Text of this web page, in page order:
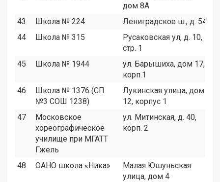
дом 8А
43 Школа № 224 Лениградское ш., д. 54
44
Школа № 315
Русаковская ул, д. 10,
стр. 1
45 Школа № 1944
ул. Барышиха, дом 17,
корп.1
46
Школа № 1376 (СП
№3 СОШ 1238)
Лукинская улица, дом
12, корпус 1
47
Московское
хореографическое
училище при МГАТТ
Гжель
ул. Митинская, д. 40,
корп. 2
48 ОАНО школа «Ника»
Малая Юшуньская
улица, дом 4